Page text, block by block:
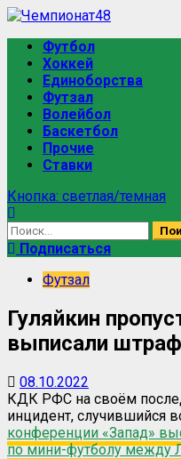
Футбол
Хоккей
Единоборства
Футзал
Волейбол
Баскетбол
Прочие
Ставки
Кнопка: светлая/темная
Подписаться
Футзал
Гуляйкин
выписали
08.10.2022
КДК РФС на своём
инцидент, случившийся
конференции «Запад»
по мини-футболу между